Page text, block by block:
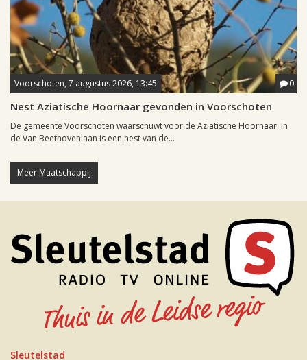
Voorschoten, 7 augustus 2026, 13:45 0
Nest Aziatische Hoornaar gevonden in Voorschoten
De gemeente Voorschoten waarschuwt voor de Aziatische Hoornaar. In
de Van Beethovenlaan is een nest van de...
Meer Maatschappij
Sleutelstad